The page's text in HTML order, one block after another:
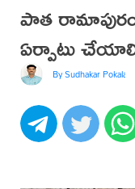
పాత
ఏర్పాటు
By Sudhakar Pokala